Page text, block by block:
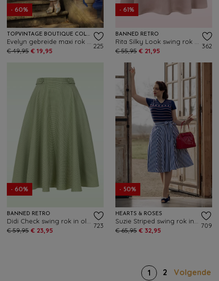
- 60%
TOPVINTAGE BOUTIQUE COLLECTION
€ 49,95 € 19,95
225
- 61%
BANNED RETRO
€ 55,95 € 21,95
362
- 60%
BANNED RETRO
€ 59,95 € 23,95
723
- 50%
HEARTS & ROSES
€ 65,95 € 32,95
709
1 2 Volgende